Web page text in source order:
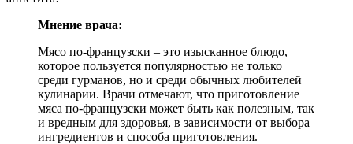
Мнение врача:
Мясо по-французски – это изысканное блюдо,
которое пользуется популярностью не только
среди гурманов, но и среди обычных любителей
кулинарии. Врачи отмечают, что приготовление
мяса по-французски может быть как полезным, так
и вредным для здоровья, в зависимости от выбора
ингредиентов и способа приготовления.